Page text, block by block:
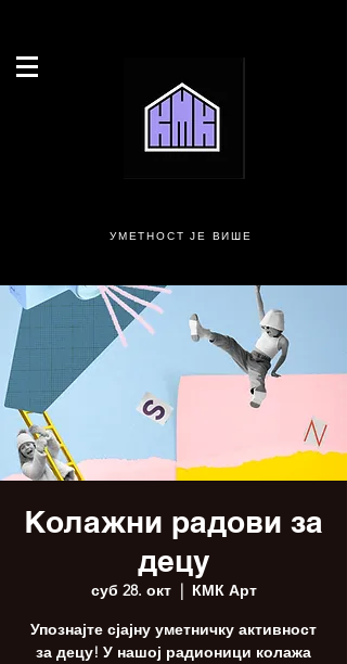
УМЕТНОСТ ЈЕ ВИШЕ
Колажни радови за
децу
суб 28. окт
  |
КМК Арт
Упознајте сјајну уметничку активност
за децу! У нашој радионици колажа